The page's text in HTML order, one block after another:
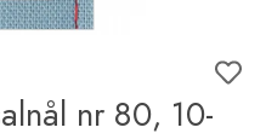
nr 80, 10-